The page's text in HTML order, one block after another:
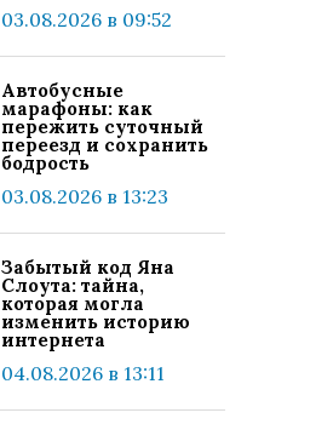
03.08.2026 в 09:52
Автобусные
марафоны: как
пережить суточный
переезд и сохранить
бодрость
03.08.2026 в 13:23
Забытый код Яна
Слоута: тайна,
которая могла
изменить историю
интернета
04.08.2026 в 13:11